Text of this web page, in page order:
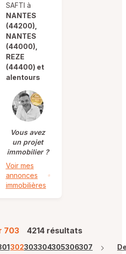
SAFTI à
NANTES
(44200),
NANTES
(44000),
REZE
(44400) et
alentours
Vous avez
un projet
immobilier ?
Voir mes
annonces
immobilières
703 4214 résultats
302303304305306307